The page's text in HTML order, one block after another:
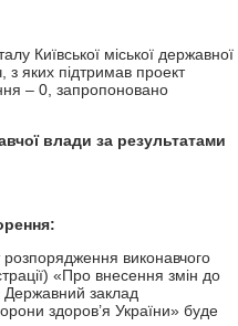
Київської міської державної
з яких підтримав проект
– 0, запропоновано
влади за результатами
виконавчого
«Про внесення змін до
Державний заклад
здоров’я України» буде